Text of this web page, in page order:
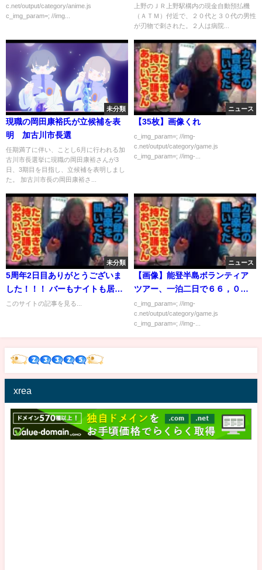
c.net/output/category/anime.js
c_img_param=; //img...
上野のＪＲ上野駅構内の現金自動預払機
（ＡＴＭ）付近で、２０代と３０代の男性
が刃物で刺された。２人は病院...
未分類
現職の岡田康裕氏が立候補を表
明 加古川市長選
任期満了に伴い、ことし6月に行われる加
古川市長選挙に現職の岡田康裕さんが3
日、3期目を目指し、立候補を表明しまし
た。 加古川市長の岡田康裕さ...
ニュース
【35枚】画像くれ
c_img_param=; //img-
c.net/output/category/game.js
c_img_param=; //img-...
未分類
5周年2日目ありがとうございま
した！！！ バーもナイトも居
ま...
このサイトの記事を見る...
ニュース
【画像】能登半島ボランティア
ツアー、一泊二日で６６，００
０円
c_img_param=; //img-
c.net/output/category/game.js
c_img_param=; //img-...
xrea